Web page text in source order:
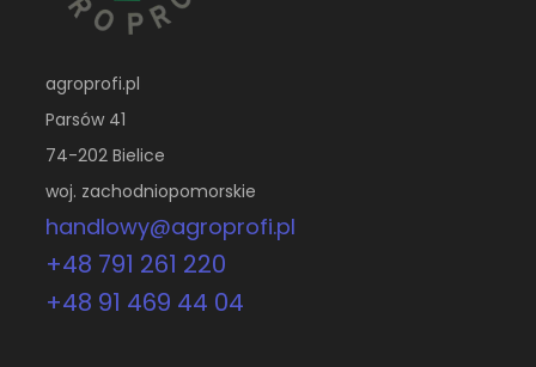
agroprofi.pl
Parsów 41
74-202 Bielice
woj. zachodniopomorskie
handlowy@agroprofi.pl
+48 791 261 220
+48 91 469 44 04